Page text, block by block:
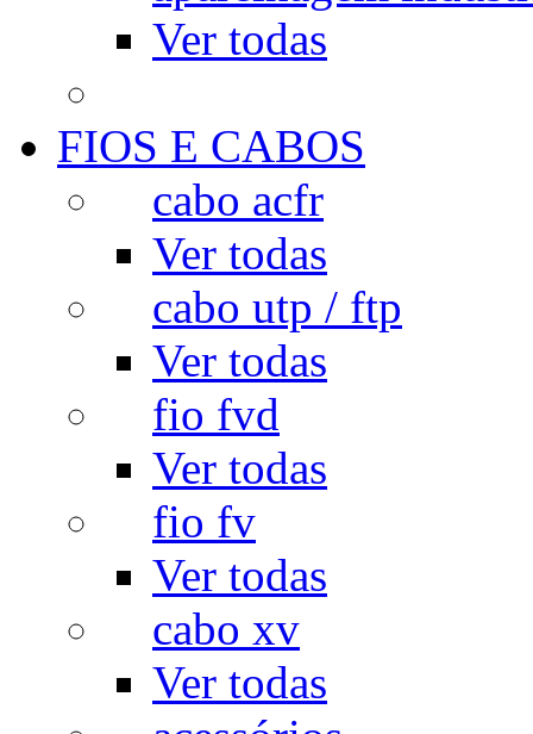
Ver todas
FIOS E CABOS
cabo acfr
Ver todas
cabo utp / ftp
Ver todas
fio fvd
Ver todas
fio fv
Ver todas
cabo xv
Ver todas